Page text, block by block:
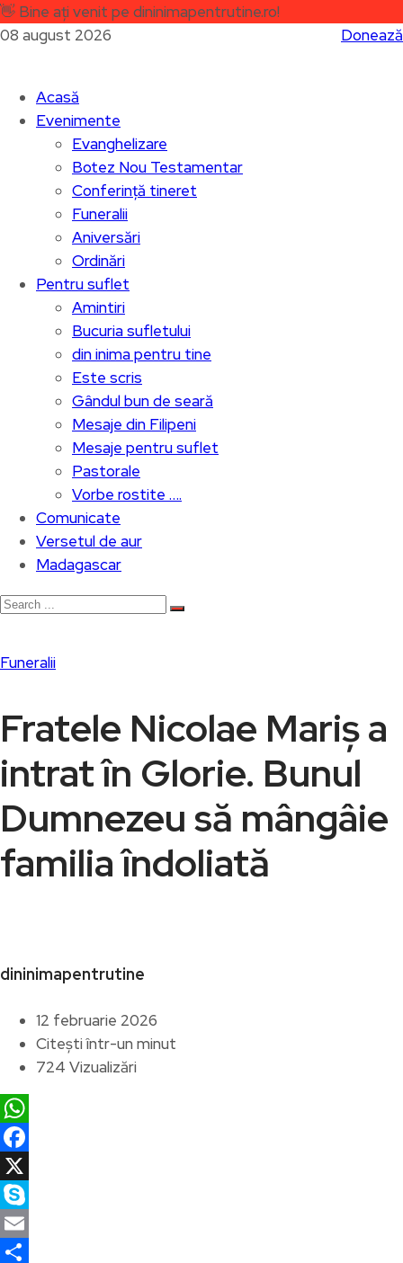
👋 Bine ați venit pe dininimapentrutine.ro!
08 august 2026
Donează
Acasă
Evenimente
Evanghelizare
Botez Nou Testamentar
Conferință tineret
Funeralii
Aniversări
Ordinări
Pentru suflet
Amintiri
Bucuria sufletului
din inima pentru tine
Este scris
Gândul bun de seară
Mesaje din Filipeni
Mesaje pentru suflet
Pastorale
Vorbe rostite ….
Comunicate
Versetul de aur
Madagascar
Funeralii
Fratele Nicolae Mariș a
intrat în Glorie. Bunul
Dumnezeu să mângâie
familia îndoliată
dininimapentrutine
12 februarie 2026
Citești într-un minut
724 Vizualizări
WhatsApp
Facebook
X
Skype
Email